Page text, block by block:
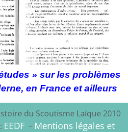
» sur les problèmes
en France et ailleurs
du Scoutisme Laïque 2010
EEDF– Mentions légales et